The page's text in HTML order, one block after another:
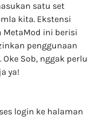
satu set
kita. Ekstensi
MetaMod ini berisi
penggunaan
Sob, nggak perlu
ya!
login ke halaman